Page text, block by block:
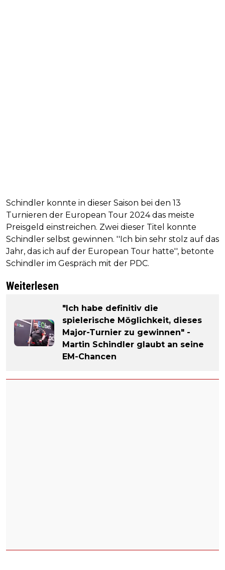
Schindler konnte in dieser Saison bei den 13
Turnieren der European Tour 2024 das meiste
Preisgeld einstreichen. Zwei dieser Titel konnte
Schindler selbst gewinnen. ''Ich bin sehr stolz auf das
Jahr, das ich auf der European Tour hatte'', betonte
Schindler im Gespräch mit der PDC.
Weiterlesen
"Ich habe definitiv die
spielerische Möglichkeit, dieses
Major-Turnier zu gewinnen" -
Martin Schindler glaubt an seine
EM-Chancen